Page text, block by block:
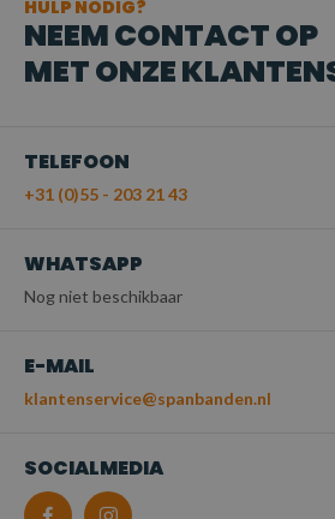
HULP NODIG?
NEEM CONTACT OP
MET ONZE
TELEFOON
+31 (0)55 - 203 21 43
WHATSAPP
Nog niet beschikbaar
E-MAIL
klantenservice@spanbanden.nl
SOCIALMEDIA